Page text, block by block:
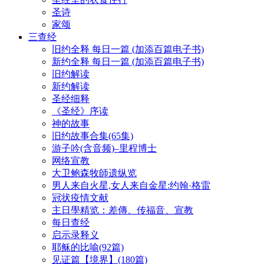
圣诗
家颂
三查经
旧约全释 每日一篇 (加添百篇电子书)
新约全释 每日一篇 (加添百篇电子书)
旧约解读
新约解读
圣经细释
《圣经》序读
神的故事
旧约故事合集(65集)
游子吟(含音频)–里程博士
网络宣教
大卫鲍森牧師遗纵览
男人来自火星,女人来自金星:约翰·格雷
冠状疫情文献
主日學精览：差傳、传福音、宣教
每日查经
启示录释义
耶稣的比喻(92篇)
见证篇【境界】(180篇)